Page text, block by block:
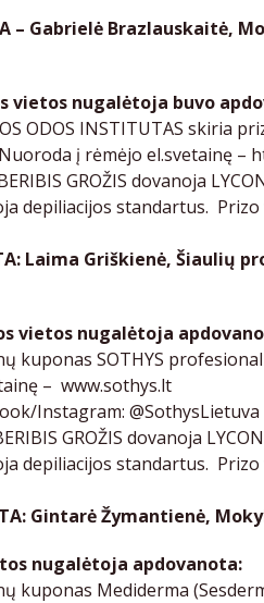
– Gabrielė Brazlauskaitė,
vietos nugalėtoja buvo
ODOS INSTITUTAS skiria
Nuoroda į rėmėjo el.svetainę –
GROŽIS dovanoja
depiliacijos standartus.
Laima Griškienė, Šiaulių
vietos nugalėtoja
kuponas SOTHYS
– www.sothys.lt
Instagram: @SothysLietuva
GROŽIS dovanoja
depiliacijos standartus.
Gintarė Žymantienė,
nugalėtoja apdovanota:
kuponas Mediderma